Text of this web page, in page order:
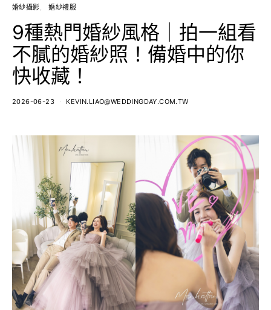
婚紗攝影 婚紗禮服
9種熱門婚紗風格｜拍一組看
不膩的婚紗照！備婚中的你
快收藏！
2026-06-23 KEVIN.LIAO@WEDDINGDAY.COM.TW